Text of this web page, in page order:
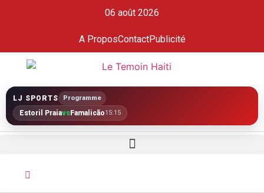
06 août 2026
A ProposContactPublicité
LJ SPORTS Programme
Estoril PraiavsFamalicão15:15